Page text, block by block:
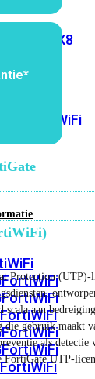
8X8
FortiWiFi
FortiWiFi
FortiWiFi
FortiWiFi
FortiWiFi
FortiWiFi
FortiWiFi
Protection (UTP)-
scala aan
die gebruik maakt
als detectie
FortiGate UTP-